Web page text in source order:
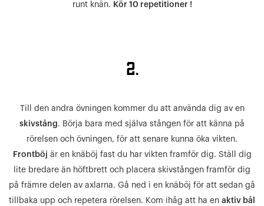
runt knän. Kör 10 repetitioner !
2.
Till den andra övningen kommer du att använda dig av en
skivstång. Börja bara med själva stången för att känna på
rörelsen och övningen, för att senare kunna öka vikten.
Frontböj är en knäböj fast du har vikten framför dig. Ställ dig
lite bredare än höftbrett och placera skivstången framför dig
på främre delen av axlarna. Gå ned i en knäböj för att sedan gå
tillbaka upp och repetera rörelsen. Kom ihåg att ha en aktiv bål